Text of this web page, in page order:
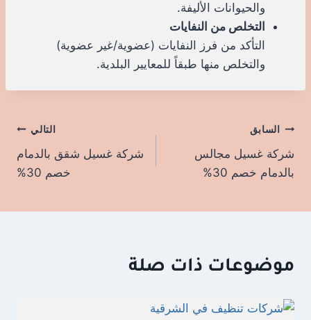
والحيوانات الأليفة.
التخلص من النفايات
التأكد من فرز النفايات (عضوية/غير عضوية)
والتخلص منها طبقاً للمعايير البلدية.
تصفّح
المقالات
السابق
شركة غسيل مجالس
بالدمام خصم 30%
التالي
شركة غسيل شقق بالدمام
خصم 30%
موضوعات ذات صلة